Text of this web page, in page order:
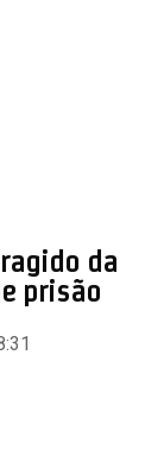
da
prisão